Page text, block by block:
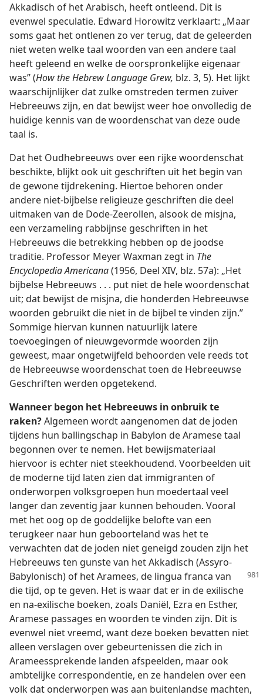
Akkadisch of het Arabisch, heeft ontleend. Dit is
evenwel speculatie. Edward Horowitz verklaart: „Maar
soms gaat het ontlenen zo ver terug, dat de geleerden
niet weten welke taal woorden van een andere taal
heeft geleend en welke de oorspronkelijke eigenaar
was” (How the Hebrew Language Grew, blz. 3, 5). Het lijkt
waarschijnlijker dat zulke omstreden termen zuiver
Hebreeuws zijn, en dat bewijst weer hoe onvolledig de
huidige kennis van de woordenschat van deze oude
taal is.
Dat het Oudhebreeuws over een rijke woordenschat
beschikte, blijkt ook uit geschriften uit het begin van
de gewone tijdrekening. Hiertoe behoren onder
andere niet-bijbelse religieuze geschriften die deel
uitmaken van de Dode-Zeerollen, alsook de misjna,
een verzameling rabbijnse geschriften in het
Hebreeuws die betrekking hebben op de joodse
traditie. Professor Meyer Waxman zegt in The
Encyclopedia Americana(1956, Deel XIV, blz. 57a): „Het
bijbelse Hebreeuws . . . put niet de hele woordenschat
uit; dat bewijst de misjna, die honderden Hebreeuwse
woorden gebruikt die niet in de bijbel te vinden zijn.”
Sommige hiervan kunnen natuurlijk latere
toevoegingen of nieuwgevormde woorden zijn
geweest, maar ongetwijfeld behoorden vele reeds tot
de Hebreeuwse woordenschat toen de Hebreeuwse
Geschriften werden opgetekend.
Wanneer begon het Hebreeuws in onbruik te
raken?Algemeen wordt aangenomen dat de joden
tijdens hun ballingschap in Babylon de Aramese taal
begonnen over te nemen. Het bewijsmateriaal
hiervoor is echter niet steekhoudend. Voorbeelden uit
de moderne tijd laten zien dat immigranten of
onderworpen volksgroepen hun moedertaal veel
langer dan zeventig jaar kunnen behouden. Vooral
met het oog op de goddelijke belofte van een
terugkeer naar hun geboorteland was het te
verwachten dat de joden niet geneigd zouden zijn het
Hebreeuws ten gunste van het Akkadisch (Assyro-
Babylonisch) of het Aramees, de lingua franca van
die tijd, op te geven. Het is waar dat er in de exilische
en na-exilische boeken, zoals Daniël, Ezra en Esther,
Aramese passages en woorden te vinden zijn. Dit is
evenwel niet vreemd, want deze boeken bevatten niet
alleen verslagen over gebeurtenissen die zich in
Arameessprekende landen afspeelden, maar ook
ambtelijke correspondentie, en ze handelen over een
volk dat onderworpen was aan buitenlandse machten,